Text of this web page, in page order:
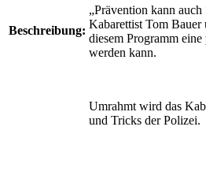
Beschreibung:
„Prävention kann auch
Kabarettist Tom Bauer
diesem Programm
werden kann.
Umrahmt wird das
und Tricks der Polizei.